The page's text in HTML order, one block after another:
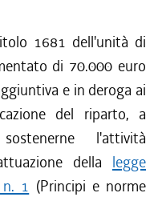
1681 dell'unità di
di 70.000 euro
e in deroga ai
del riparto, a
l'attività
della legge
1 (Principi e norme